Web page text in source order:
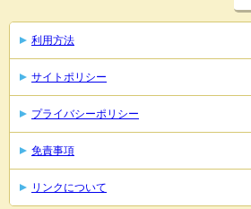
利用方法
サイトポリシー
プライバシーポリシー
免責事項
リンクについて